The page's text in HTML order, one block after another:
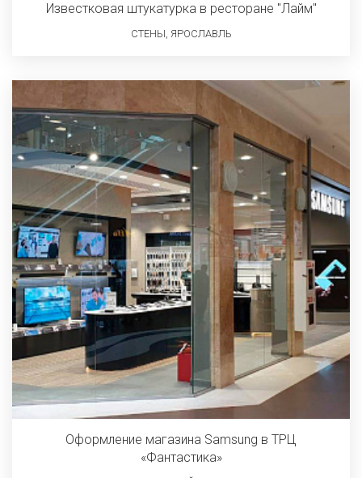
Известковая штукатурка в ресторане "Лайм"
СТЕНЫ, ЯРОСЛАВЛЬ
Оформление магазина Samsung в ТРЦ
«Фантастика»